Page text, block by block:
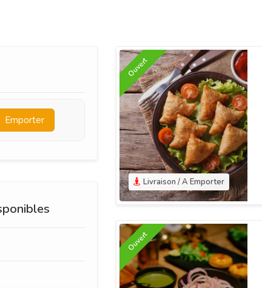
Emporter
Livraison / A Emporter
Ouvert
Ouvert